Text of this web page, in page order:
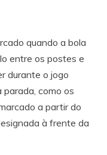
quando a bola
entre os postes e
durante o jogo
parada, como os
a partir do
à frente da